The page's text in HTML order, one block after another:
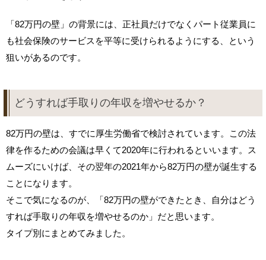
「82万円の壁」の背景には、正社員だけでなくパート従業員に
も社会保険のサービスを平等に受けられるようにする、という
狙いがあるのです。
どうすれば手取りの年収を増やせるか？
82万円の壁は、すでに厚生労働省で検討されています。この法
律を作るための会議は早くて2020年に行われるといいます。ス
ムーズにいけば、その翌年の2021年から82万円の壁が誕生する
ことになります。
そこで気になるのが、「82万円の壁ができたとき、自分はどう
すれば手取りの年収を増やせるのか」だと思います。
タイプ別にまとめてみました。